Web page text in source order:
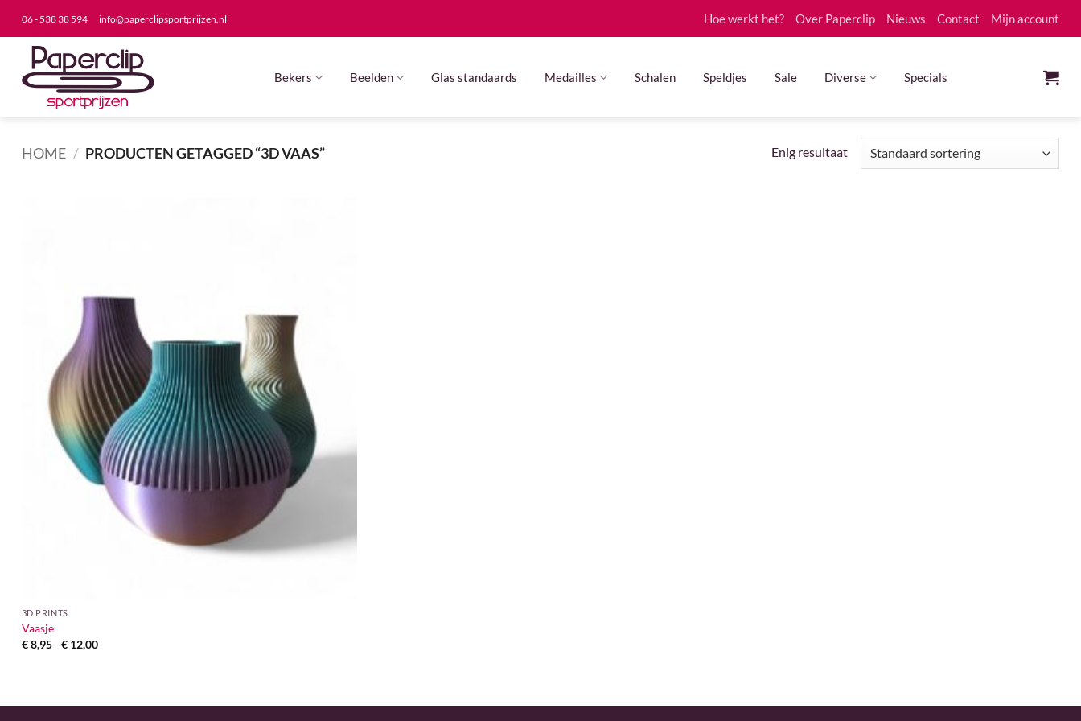
inhoud
06 - 538 38 594 info@paperclipsportprijzen.nl Hoe werkt het? Over Paperclip Nieuws Contact Mijn account
Bekers Beelden Glas standaards Medailles Schalen Speldjes Sale Diverse Specials
HOME / PRODUCTEN GETAGGED “3D VAAS” Enig resultaat
3D PRINTS
Vaasje
€8,95-€12,00Prijsklasse: